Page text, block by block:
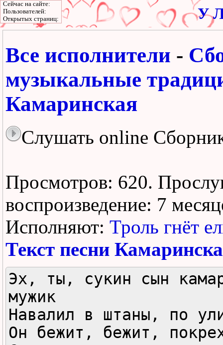
У
Все исполнители -
музыкальные
Камаринская
Слушать online
Просмотров: 620.
воспроизведение: 7
Исполняют: Троль гнёт
Текст песни
Эх, ты, сукин сын
мужик
Навалил в штаны, по
Он бежит, бежит,
Сейчас на сайте:
Пользователей:
Открытых страниц: